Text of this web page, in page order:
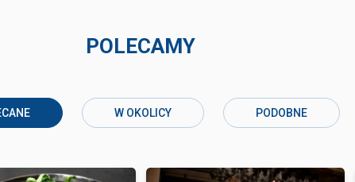
POLECAMY
W OKOLICY PODOBNE